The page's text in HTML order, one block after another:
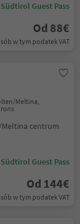
Südtirol Guest Pass
Od 88€
w tym podatek VAT
Meltina,
centrum
Südtirol Guest Pass
Od 144€
w tym podatek VAT